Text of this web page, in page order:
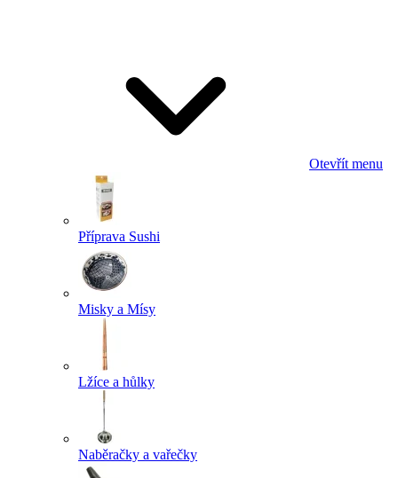
Otevřít menu
Příprava Sushi
Misky a Mísy
Lžíce a hůlky
Naběračky a vařečky